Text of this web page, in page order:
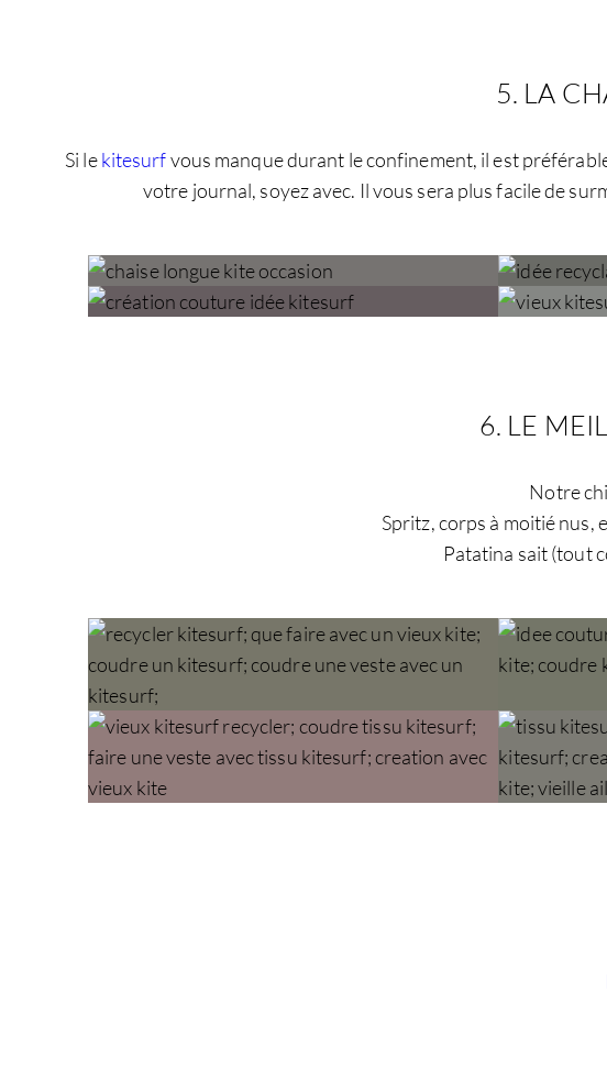
5. LA
Si lekitesurfvous manque durant le confinement, il est
votre journal, soyez avec. Il vous sera plus facile de
6. LE
Notre
Spritz, corps à moitié nus,
Patatina sait (tout